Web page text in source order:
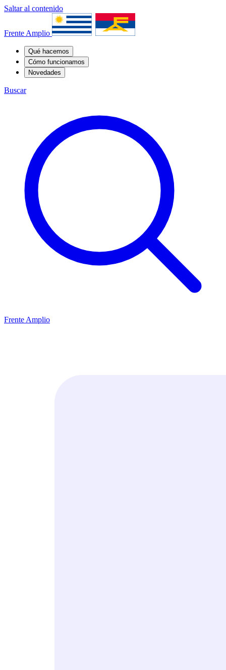
Saltar al contenido
Frente Amplio
Qué hacemos
Cómo funcionamos
Novedades
Buscar
Frente Amplio